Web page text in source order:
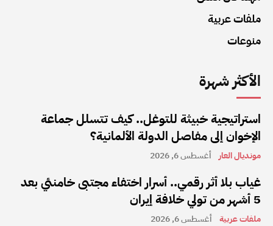
ملفات عربية
منوعات
الأكثر شهرة
استراتيجية خبيثة للتوغل.. كيف تتسلل جماعة
الإخوان إلى مفاصل الدولة الألمانية؟
مونديال العار أغسطس 6, 2026
غياب بلا أثر رقمي.. أسرار اختفاء مجتبى خامنئي بعد
5 أشهر من تولي خلافة إيران
ملفات عربية أغسطس 6, 2026